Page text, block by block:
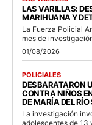
LAS VARILLAS:
MARIHUANA Y
La Fuerza Policial
mes de
01/08/2026
POLICIALES
DESBARATARON
CONTRA NIÑOS
DE MARÍA DEL RÍO
La investigación
adolescentes de 13